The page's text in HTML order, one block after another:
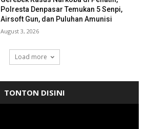
Polresta Denpasar Temukan 5 Senpi,
Airsoft Gun, dan Puluhan Amunisi
August 3, 2026
Load more
TONTON DISINI